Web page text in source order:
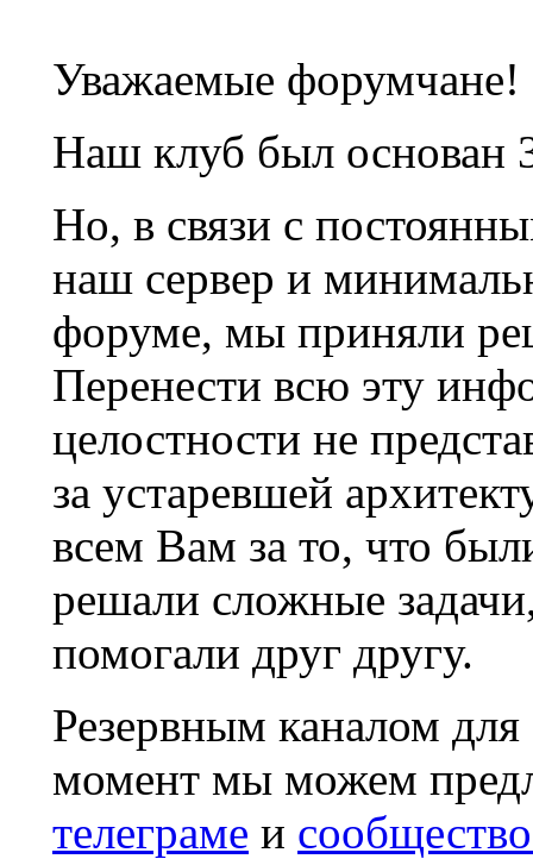
Уважаемые форумчане!
Наш клуб был основан
Но, в связи с
наш сервер и
форуме, мы приняли
Перенести всю эту
целостности не
за устаревшей
всем Вам за то, что
решали сложные
помогали друг другу.
Резервным каналом
момент мы можем
телеграме и